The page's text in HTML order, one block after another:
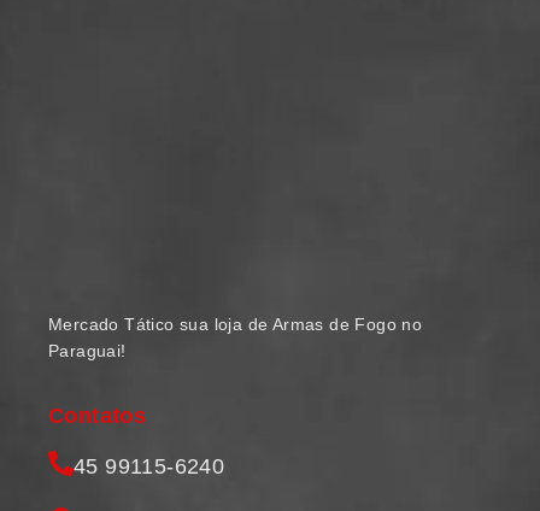
Mercado Tático sua loja de Armas de Fogo no
Paraguai!
Contatos
45 99115-6240